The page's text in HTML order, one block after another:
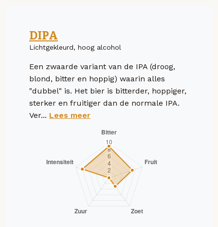
DIPA
Lichtgekleurd, hoog alcohol
Een zwaarde variant van de IPA (droog,
blond, bitter en hoppig) waarin alles
"dubbel" is. Het bier is bitterder, hoppiger,
sterker en fruitiger dan de normale IPA.
Ver... Lees meer